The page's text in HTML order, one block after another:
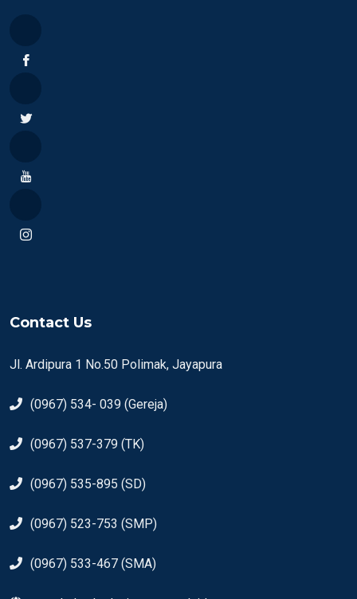
Contact Us
Jl. Ardipura 1 No.50 Polimak, Jayapura
(0967) 534- 039 (Gereja)
(0967) 537-379 (TK)
(0967) 535-895 (SD)
(0967) 523-753 (SMP)
(0967) 533-467 (SMA)